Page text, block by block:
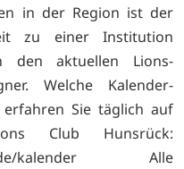
in der Region ist der
zu einer Institution
den aktuellen Lions-
Welche Kalender-
Sie täglich auf
Club Hunsrück:
kalender Alle